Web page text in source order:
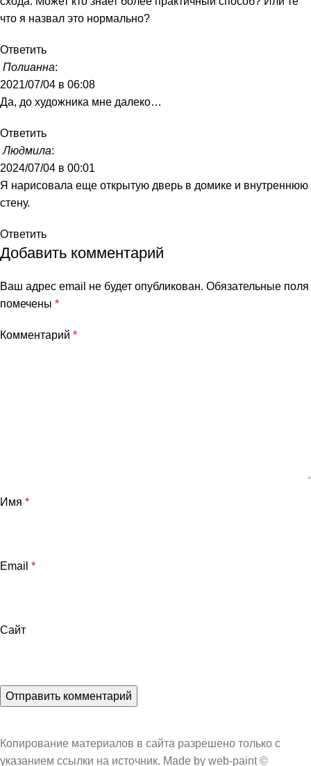
что я назвал это нормально?
Ответить
Полианна:
2021/07/04 в 06:08
Да, до художника мне далеко…
Ответить
Людмила:
2024/07/04 в 00:01
Я нарисовала еще открытую дверь в домике и внутреннюю
стену.
Ответить
Добавить комментарий
Ваш адрес email не будет опубликован. Обязательные поля
помечены *
Комментарий *
Имя *
Email *
Сайт
Копирование материалов в сайта разрешено только с
указанием ссылки на источник. Made by web-paint ©